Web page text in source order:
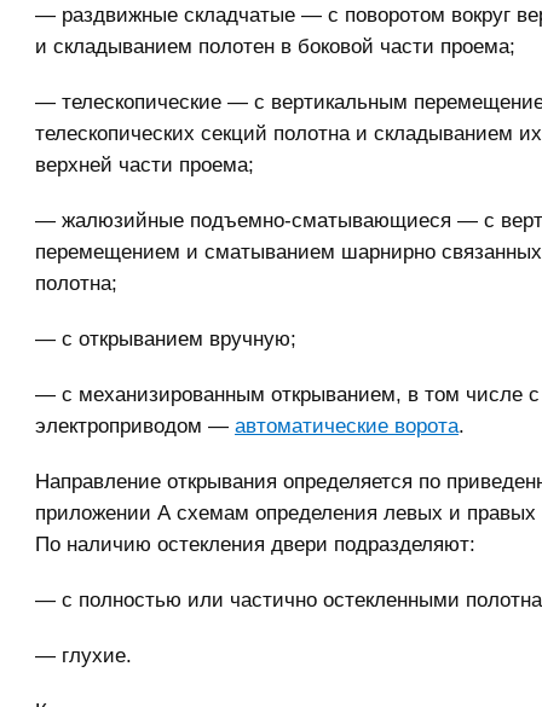
— раздвижные складчатые — с поворотом вокруг
и складыванием полотен в боковой части проема;
— телескопические — с вертикальным
телескопических секций полотна и складыванием
верхней части проема;
— жалюзийные подъемно-сматывающиеся — с
перемещением и сматыванием шарнирно
полотна;
— с открыванием вручную;
— с механизированным открыванием, в том числе с
электроприводом — автоматические ворота.
Направление открывания определяется по
приложении А схемам определения левых и правых
По наличию остекления двери подразделяют:
— с полностью или частично остекленными
— глухие.